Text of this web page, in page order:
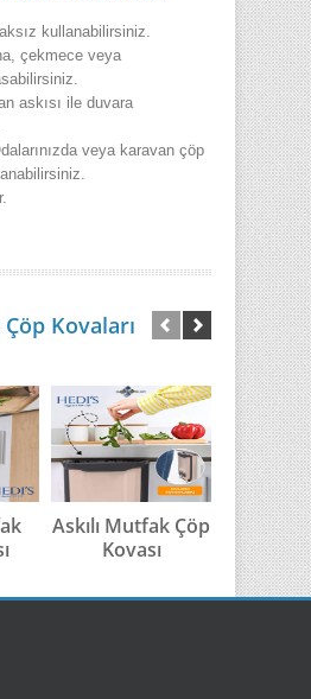
kullanabilirsiniz.
çekmece veya
askısı ile duvara
veya karavan çöp
Kovaları
Askılı Mutfak Çöp
Kovası
Hazneli